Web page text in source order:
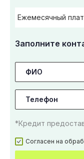
Ежемесячный
Заполните
*Кредит
Согласен на